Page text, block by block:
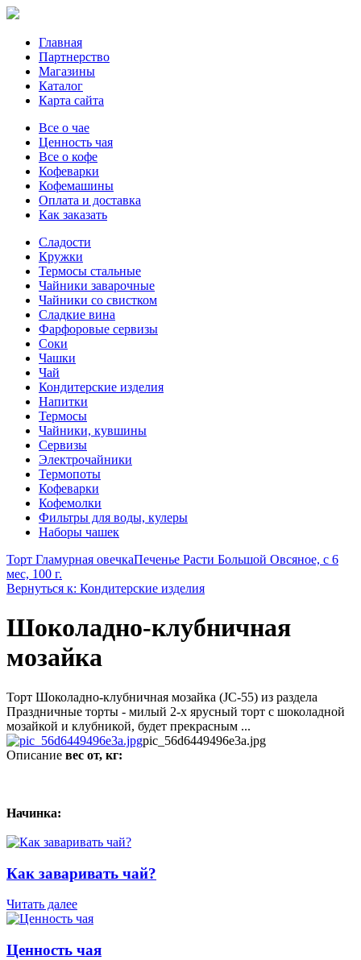
Главная
Партнерство
Магазины
Каталог
Карта сайта
Все о чае
Ценность чая
Все о кофе
Кофеварки
Кофемашины
Оплата и доставка
Как заказать
Сладости
Кружки
Термосы стальные
Чайники заварочные
Чайники со свистком
Сладкие вина
Фарфоровые сервизы
Соки
Чашки
Чай
Кондитерские изделия
Напитки
Термосы
Чайники, кувшины
Сервизы
Электрочайники
Термопоты
Кофеварки
Кофемолки
Фильтры для воды, кулеры
Наборы чашек
Торт Гламурная овечкаПеченье Расти Большой Овсяное, с 6
мес, 100 г.
Вернуться к: Кондитерские изделия
Шоколадно-клубничная
мозайка
Торт Шоколадно-клубничная мозайка (JC-55) из раздела
Праздничные торты - милый 2-х ярусный торт с шоколадной
мозайкой и клубникой, будет прекрасным ...
pic_56d6449496e3a.jpg
Описание вес от, кг:
Начинка:
Как заваривать чай?
Читать далее
Ценность чая